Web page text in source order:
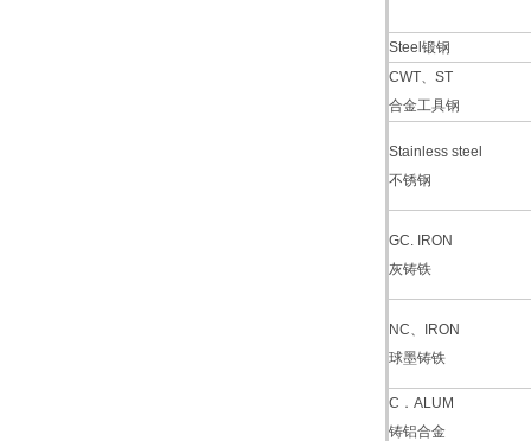
Steel锻钢
CWT、ST
合金工具钢
Stainless steel
不锈钢
GC. IRON
灰铸铁
NC、IRON
球墨铸铁
C．ALUM
铸铝合金